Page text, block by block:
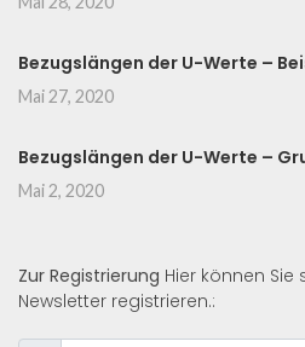
Bezugslängen der U-Werte –
Mai 27, 2020
Bezugslängen der U-Werte –
Mai 2, 2020
Zur Registrierung Hier können Sie
Newsletter registrieren.: